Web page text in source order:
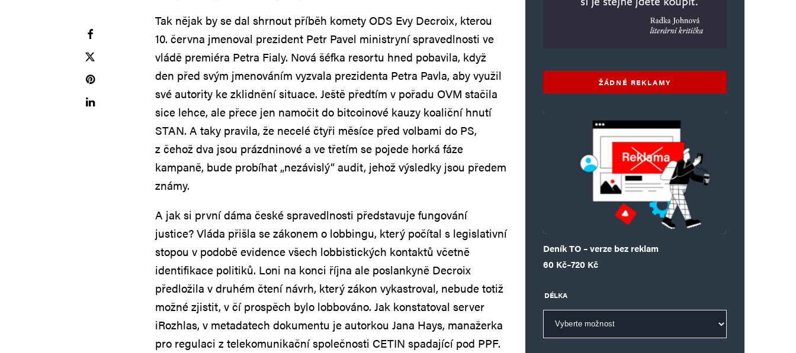
Tak nějak by se dal shrnout příběh komety ODS Evy Decroix, kterou
10. června jmenoval prezident Petr Pavel ministryní spravedlnosti ve
vládě premiéra Petra Fialy. Nová šéfka resortu hned pobavila, když
den před svým jmenováním vyzvala prezidenta Petra Pavla, aby využil
své autority ke zklidnění situace. Ještě předtím v pořadu OVM stačila
sice lehce, ale přece jen namočit do bitcoinové kauzy koaliční hnutí
STAN. A taky pravila, že necelé čtyři měsíce před volbami do PS,
z čehož dva jsou prázdninové a ve třetím se pojede horká fáze
kampaně, bude probíhat „nezávislý“ audit, jehož výsledky jsou předem
známy.
A jak si první dáma české spravedlnosti představuje fungování
justice? Vláda přišla se zákonem o lobbingu, který počítal s legislativní
stopou v podobě evidence všech lobbistických kontaktů včetně
identifikace politiků. Loni na konci října ale poslankyně Decroix
předložila v druhém čtení návrh, který zákon vykastroval, nebude totiž
možné zjistit, v čí prospěch bylo lobbováno. Jak konstatoval server
iRozhlas, v metadatech dokumentu je autorkou Jana Hays, manažerka
pro regulaci z telekomunikační společnosti CETIN spadající pod PPF.
ŽÁDNÉ REKLAMY
Deník TO – verze bez reklam
60 Kč–720 Kč
Rozpětí cen: 60 Kč až 720 Kč
DÉLKA